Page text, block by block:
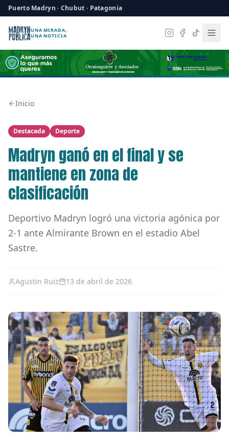
Puerto Madryn · Chubut · Patagonia
UNA MIRADA,
UNA NOTICIA
Inicio
Destacada Deporte
Madryn ganó en el final y se
mantiene en zona de
clasificación
Deportivo Madryn logró una victoria agónica por
2-1 ante Almirante Brown en el estadio Abel
Sastre.
Agustin Ruiz 13 de abril de 2026